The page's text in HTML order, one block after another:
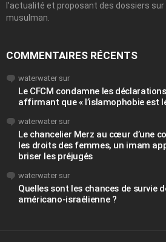
l’actualité et proposant des dossiers sur
musulman.
COMMENTAIRES RÉCENTS
waterwater sur
Le CFCM condamne les
affirmant que « l’islamophobie est
waterwater sur
Le chancelier Merz au cœur d’une
les droits des femmes, un imam
briser les préjugés
waterwater sur
Quelles sont les chances de survie
américano-israélienne ?